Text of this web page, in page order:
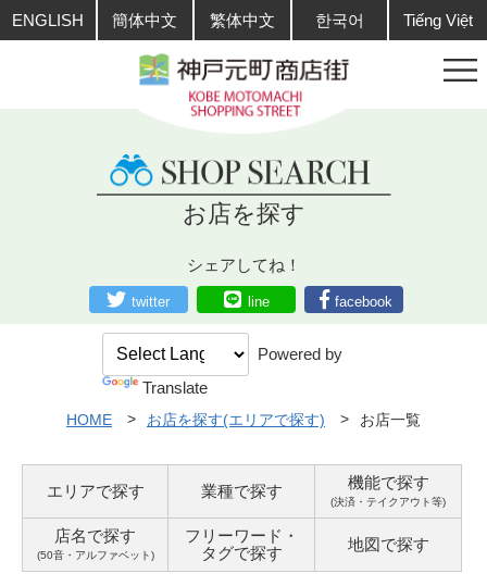
ENGLISH 簡体中文 繁体中文 한국어 Tiếng Việt
お店を探す
シェアしてね！
twitter line facebook
Powered by
Translate
HOME お店を探す(エリアで探す) お店一覧
エリアで探す 業種で探す 機能で探す
(決済・テイクアウト等)
店名で探す
(50音・アルファベット)
フリーワード・
タグで探す 地図で探す